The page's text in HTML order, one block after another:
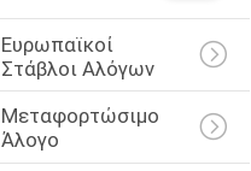
Ευρωπαϊκοί
Στάβλοι Αλόγων
Μεταφορτώσιμο
Άλογο